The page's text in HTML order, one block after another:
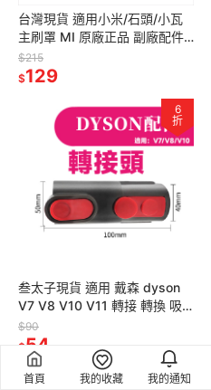
首頁 我的收藏 我的通知
台灣現貨 適用小米/石頭/小瓦
主刷罩 MI 原廠正品 副廠配件
耗材 掃地機器人 可拆式 可拆
$215
$129
6
折
叁太子現貨 適用 戴森 dyson
V7 V8 V10 V11 轉接 轉換 吸
頭 DC61 V6 轉換頭 轉接頭 舊
款轉
$90
$54
6